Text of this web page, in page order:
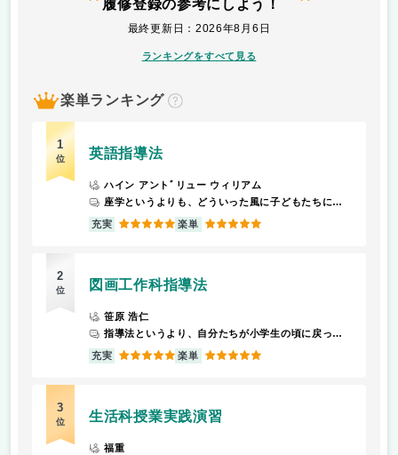
履修登録の参考にしよう！
最終更新日：2026年8月6日
ランキングをすべて見る
楽単ランキング
？
1
位 英語指導法
ハイン アントﾞリュー ウィリアム
座学というよりも、どういった風に子どもたちに教えれば良いのかを、身をもって体験できる授業です。
充実 5 楽単 5
2
位 図画工作科指導法
笹原 浩仁
指導法というより、自分たちが小学生の頃に戻って図画工作をする感じです！
充実 5 楽単 5
3
位 生活科授業実践演習
福重